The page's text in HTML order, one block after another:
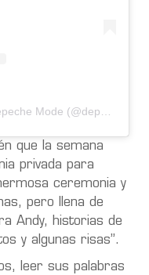
que la semana
privada para
ceremonia y
pero llena de
Andy, historias de
y algunas risas”.
leer sus palabras